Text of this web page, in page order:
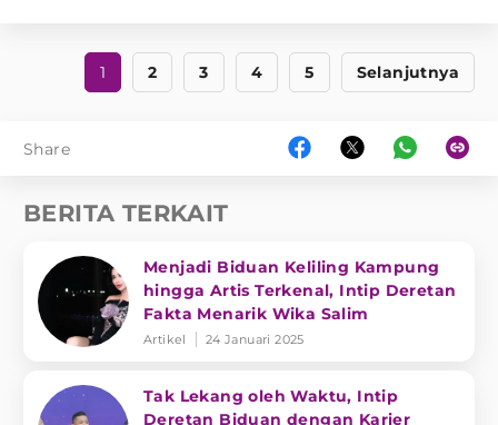
1 2 3 4 5 Selanjutnya
Share
BERITA TERKAIT
Menjadi Biduan Keliling Kampung
hingga Artis Terkenal, Intip Deretan
Fakta Menarik Wika Salim
Artikel 24 Januari 2025
Tak Lekang oleh Waktu, Intip
Deretan Biduan dengan Karier